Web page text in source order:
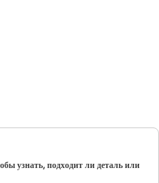
узнать, подходит ли деталь или